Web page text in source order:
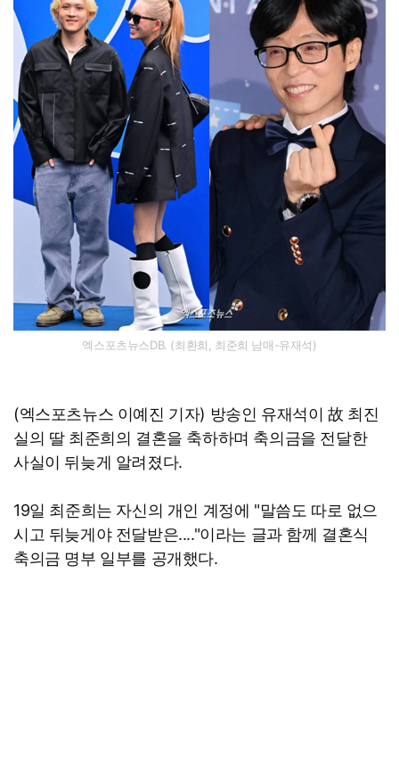
엑스포츠뉴스DB. (최환희, 최준희 남매-유재석)
(엑스포츠뉴스 이예진 기자) 방송인 유재석이 故 최진
실의 딸 최준희의 결혼을 축하하며 축의금을 전달한
사실이 뒤늦게 알려졌다.
19일 최준희는 자신의 개인 계정에 "말씀도 따로 없으
시고 뒤늦게야 전달받은...."이라는 글과 함께 결혼식
축의금 명부 일부를 공개했다.